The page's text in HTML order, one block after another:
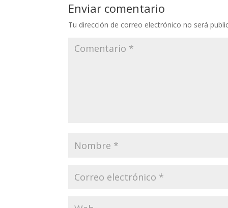
Enviar comentario
Tu dirección de correo electrónico no será